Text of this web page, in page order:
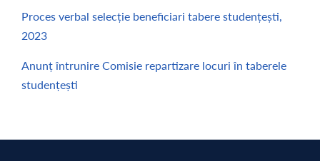
Proces verbal selecție beneficiari tabere studențești,
2023
Anunț întrunire Comisie repartizare locuri în taberele
studențești